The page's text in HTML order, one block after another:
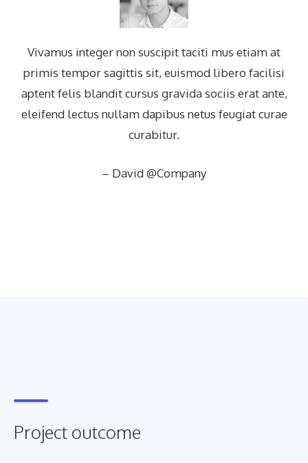
Vivamus integer non suscipit taciti mus etiam at
primis tempor sagittis sit, euismod libero facilisi
aptent felis blandit cursus gravida sociis erat ante,
eleifend lectus nullam dapibus netus feugiat curae
curabitur.
– David @Company
Project outcome